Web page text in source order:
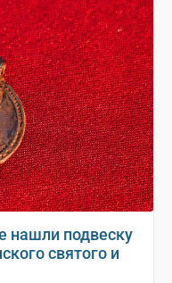
нашли подвеску
святого и